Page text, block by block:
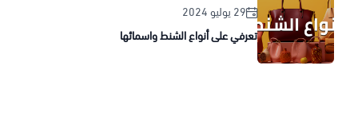
29 يوليو 2024
تعرفي على أنواع الشنط واسمائها